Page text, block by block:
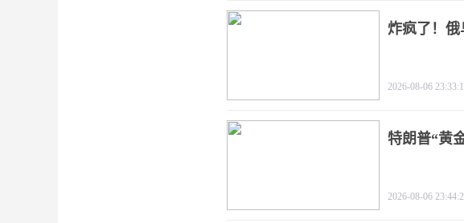
炸疯了！俄
2026-08-06
特朗普“黄
2026-08-06